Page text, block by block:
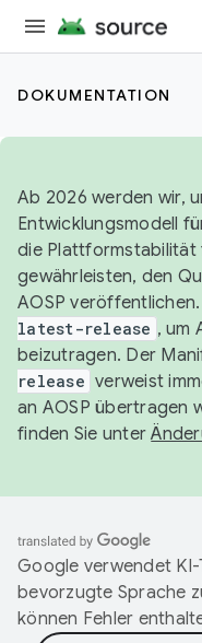
DOKUMENTATION
Ab 2026 werden wir,
Entwicklungsmodell
die Plattformstabilität
gewährleisten, den
AOSP
latest-release , um
beizutragen. Der
release verweist
an AOSP übertragen
finden Sie unter
Google verwendet
bevorzugte Sprache
können Fehler